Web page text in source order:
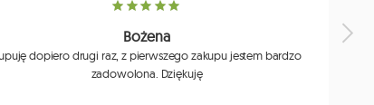
Bożena
dopiero drugi raz, z pierwszego zakupu jestem bardzo
zadowolona. Dziękuję